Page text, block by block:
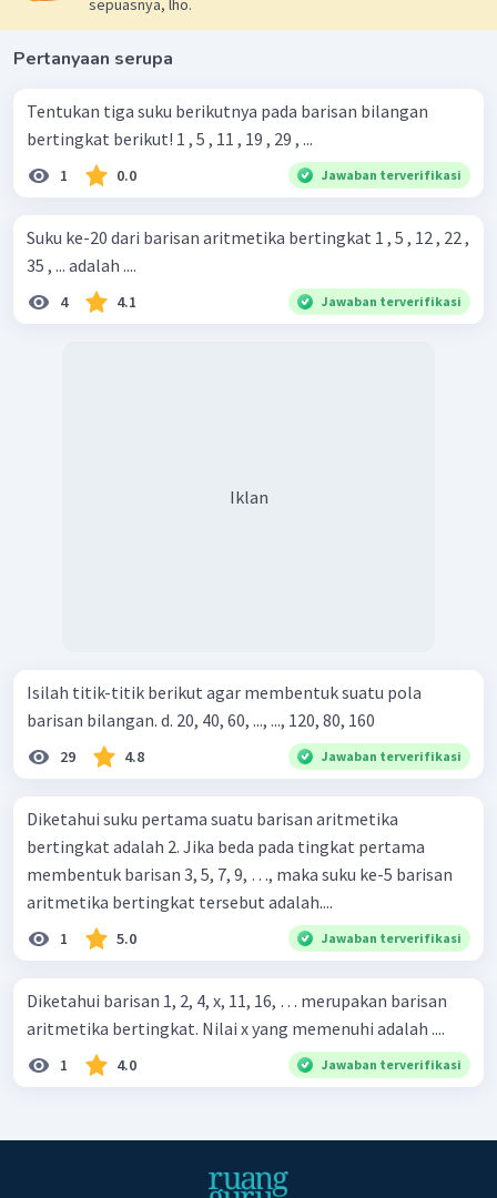
sepuasnya, lho.
Pertanyaan serupa
Tentukan tiga suku berikutnya pada barisan bilangan
bertingkat berikut! 1 , 5 , 11 , 19 , 29 , ...
1 0.0 Jawaban terverifikasi
Suku ke-20 dari barisan aritmetika bertingkat 1 , 5 , 12 , 22 ,
35 , ... adalah ....
4 4.1 Jawaban terverifikasi
Iklan
Isilah titik-titik berikut agar membentuk suatu pola
barisan bilangan. d. 20, 40, 60, ..., ..., 120, 80, 160
29 4.8 Jawaban terverifikasi
Diketahui suku pertama suatu barisan aritmetika
bertingkat adalah 2. Jika beda pada tingkat pertama
membentuk barisan 3, 5, 7, 9, …, maka suku ke-5 barisan
aritmetika bertingkat tersebut adalah....
1 5.0 Jawaban terverifikasi
Diketahui barisan 1, 2, 4, x, 11, 16, … merupakan barisan
aritmetika bertingkat. Nilai x yang memenuhi adalah ....
1 4.0 Jawaban terverifikasi